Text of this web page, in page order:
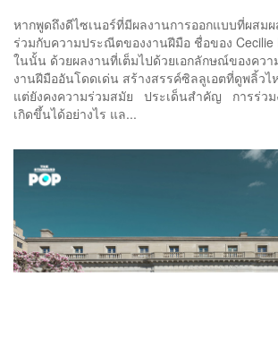
หากพูดถึงดีไซเนอร์ที่มีผลงานการออกแบบที่ผสม
ร่วมกับความประณีตของงานฝีมือ ชื่อของ Cecilie
ในนั้น ด้วยผลงานที่เต็มไปด้วยเอกลักษณ์ของควา
งานฝีมืออันโดดเด่น สร้างสรรค์ซิลลูเอตที่ดูพลิ้วไ
แต่ยังคงความร่วมสมัย ประเด็นสำคัญ การร่วม
เกิดขึ้นได้อย่างไร แล...